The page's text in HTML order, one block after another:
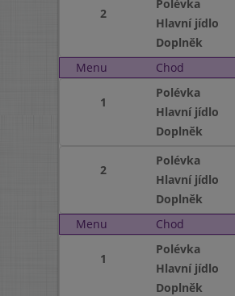
2
Polévka
Hlavní jídlo
Doplněk
Menu
Chod
1
Polévka
Hlavní jídlo
Doplněk
2
Polévka
Hlavní jídlo
Doplněk
Menu
Chod
1
Polévka
Hlavní jídlo
Doplněk